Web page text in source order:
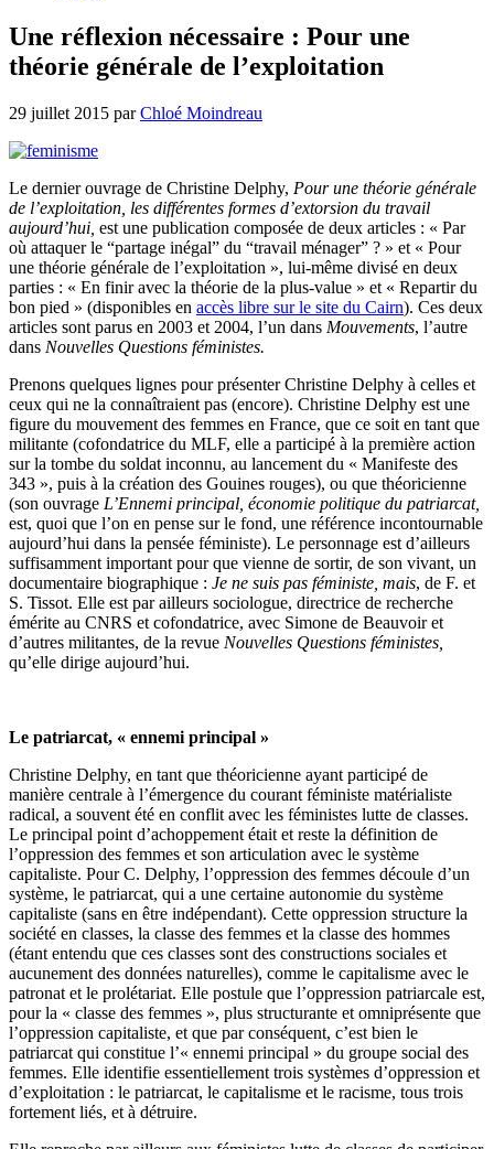
Une réflexion nécessaire : Pour une
théorie générale de l’exploitation
29 juillet 2015 parChloé Moindreau
Le dernier ouvrage de Christine Delphy, Pour une théorie générale
de l’exploitation, les différentes formes d’extorsion du travail
aujourd’hui, est une publication composée de deux articles : « Par
où attaquer le “partage inégal” du “travail ménager” ? » et « Pour
une théorie générale de l’exploitation », lui-même divisé en deux
parties : « En finir avec la théorie de la plus-value » et « Repartir du
bon pied » (disponibles en accès libre sur le site du Cairn). Ces deux
articles sont parus en 2003 et 2004, l’un dans Mouvements, l’autre
dans Nouvelles Questions féministes.
Prenons quelques lignes pour présenter Christine Delphy à celles et
ceux qui ne la connaîtraient pas (encore). Christine Delphy est une
figure du mouvement des femmes en France, que ce soit en tant que
militante (cofondatrice du MLF, elle a participé à la première action
sur la tombe du soldat inconnu, au lancement du « Manifeste des
343 », puis à la création des Gouines rouges), ou que théoricienne
(son ouvrage L’Ennemi principal, économie politique du patriarcat,
est, quoi que l’on en pense sur le fond, une référence incontournable
aujourd’hui dans la pensée féministe). Le personnage est d’ailleurs
suffisamment important pour que vienne de sortir, de son vivant, un
documentaire biographique : Je ne suis pas féministe, mais, de F. et
S. Tissot. Elle est par ailleurs sociologue, directrice de recherche
émérite au CNRS et cofondatrice, avec Simone de Beauvoir et
d’autres militantes, de la revue Nouvelles Questions féministes,
qu’elle dirige aujourd’hui.
Le patriarcat, « ennemi principal »
Christine Delphy, en tant que théoricienne ayant participé de
manière centrale à l’émergence du courant féministe matérialiste
radical, a souvent été en conflit avec les féministes lutte de classes.
Le principal point d’achoppement était et reste la définition de
l’oppression des femmes et son articulation avec le système
capitaliste. Pour C. Delphy, l’oppression des femmes découle d’un
système, le patriarcat, qui a une certaine autonomie du système
capitaliste (sans en être indépendant). Cette oppression structure la
société en classes, la classe des femmes et la classe des hommes
(étant entendu que ces classes sont des constructions sociales et
aucunement des données naturelles), comme le capitalisme avec le
patronat et le prolétariat. Elle postule que l’oppression patriarcale est,
pour la « classe des femmes », plus structurante et omniprésente que
l’oppression capitaliste, et que par conséquent, c’est bien le
patriarcat qui constitue l’« ennemi principal » du groupe social des
femmes. Elle identifie essentiellement trois systèmes d’oppression et
d’exploitation : le patriarcat, le capitalisme et le racisme, tous trois
fortement liés, et à détruire.